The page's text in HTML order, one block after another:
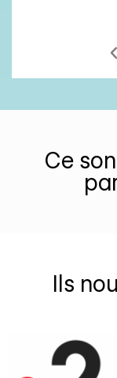
Ce
Ils